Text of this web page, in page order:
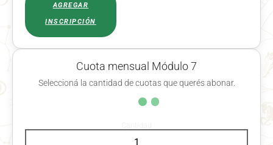
AGREGAR
INSCRIPCIÓN
Cuota mensual Módulo 7
Seleccioná la cantidad de cuotas que querés abonar.